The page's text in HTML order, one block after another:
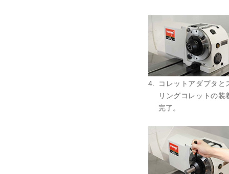
4.
コレットアダプタと
リングコレットの装
完了。